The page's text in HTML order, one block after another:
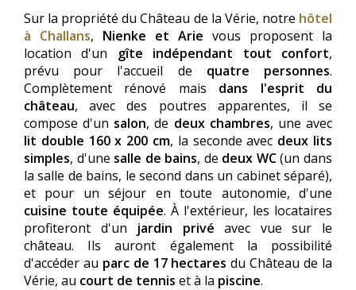
Sur la propriété du Château de la Vérie, notre hôtel
à Challans, Nienke et Arie vous proposent la
location d'un gîte indépendant tout confort,
prévu pour l'accueil de quatre personnes.
Complètement rénové mais dans l'esprit du
château, avec des poutres apparentes, il se
compose d'un salon, de deux chambres, une avec
lit double 160 x 200 cm, la seconde avec deux lits
simples, d'une salle de bains, de deux WC(un dans
la salle de bains, le second dans un cabinet séparé),
et pour un séjour en toute autonomie, d'une
cuisine toute équipée. À l'extérieur, les locataires
profiteront d'un jardin privé avec vue sur le
château. Ils auront également la possibilité
d'accéder au parc de 17 hectares du Château de la
Vérie, au court de tennis et à la piscine.